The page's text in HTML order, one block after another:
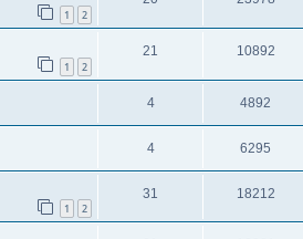
1 2
1 2
21 10892
4 4892
4 6295
1 2
31 18212